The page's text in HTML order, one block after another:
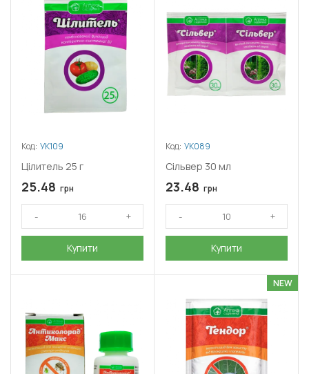
Код: УК109
Цілитель 25 г
25.48 грн
Купити
Код: УК089
Сільвер 30 мл
23.48 грн
Купити
NEW